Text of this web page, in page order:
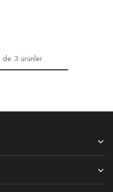
de 3 ürünler